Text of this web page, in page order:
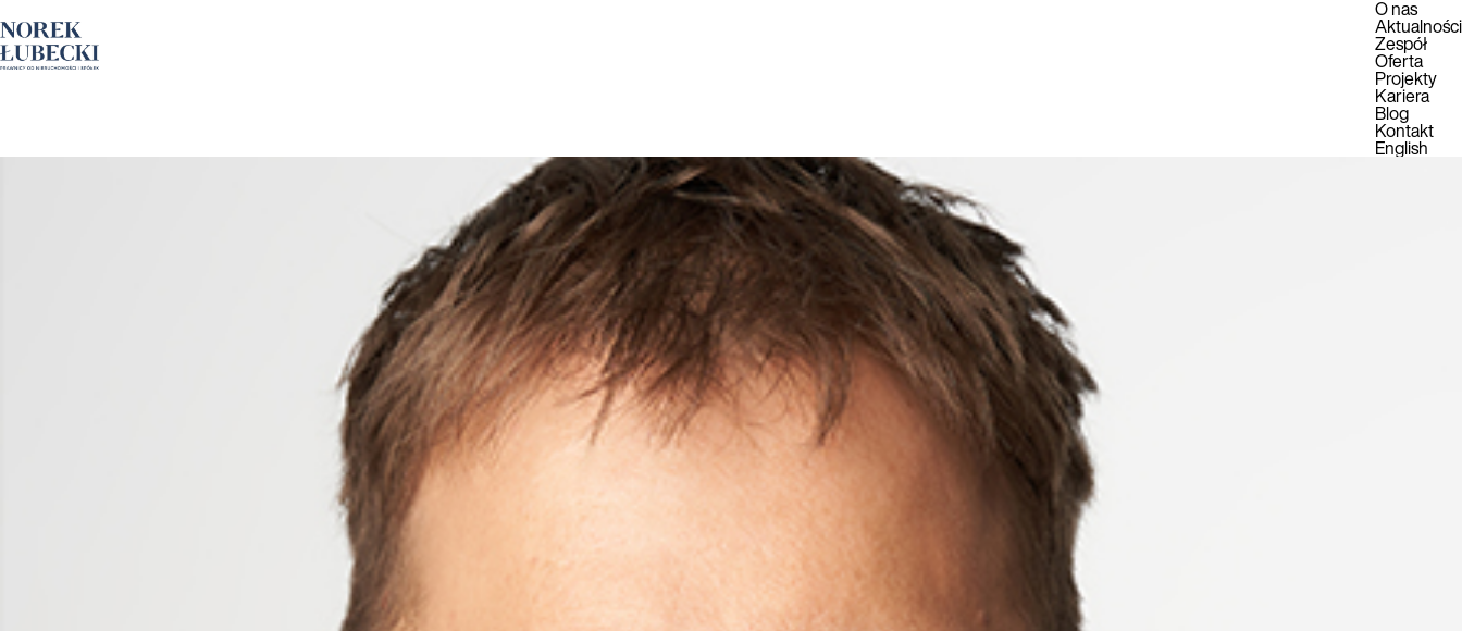
O nas
Aktualności
Zespół
Oferta
Projekty
Kariera
Blog
Kontakt
English